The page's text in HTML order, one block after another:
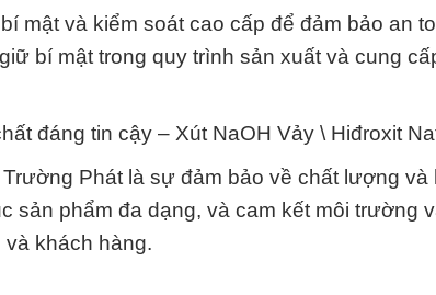
mật và kiểm soát cao cấp để đảm bảo an
bí mật trong quy trình sản xuất và cung
đáng tin cậy – Xút NaOH Vảy \ Hiđroxit
Phát là sự đảm bảo về chất lượng và
sản phẩm đa dạng, và cam kết môi trường
và khách hàng.